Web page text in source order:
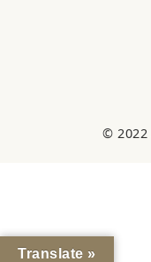
© 2022
Translate »